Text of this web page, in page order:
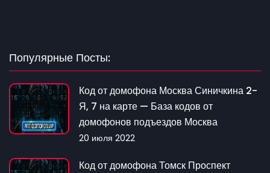
Популярные Посты:
Код от домофона Москва Синичкина 2-
Я, 7 на карте — База кодов от
домофонов подъездов Москва
20 июля 2022
Код от домофона Томск Проспект